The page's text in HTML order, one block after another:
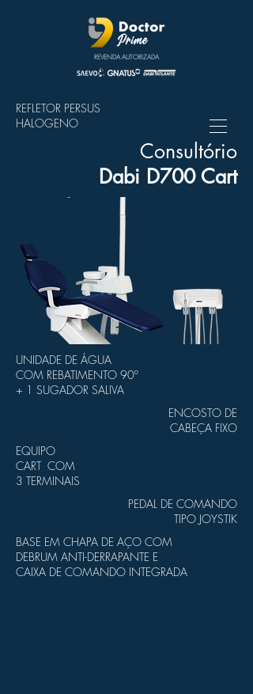
REVENDA AUTORIZADA
REFLETOR PERSUS
HALOGENO
Consultório
Dabi D700 Cart
UNIDADE DE ÁGUA
COM REBATIMENTO 90º
+ 1 SUGADOR SALIVA
ENCOSTO DE
CABEÇA FIXO
EQUIPO
CART COM
3 TERMINAIS
PEDAL DE COMANDO
TIPO JOYSTIK
BASE EM CHAPA DE AÇO COM
DEBRUM ANTI-DERRAPANTE E
CAIXA DE COMANDO INTEGRADA